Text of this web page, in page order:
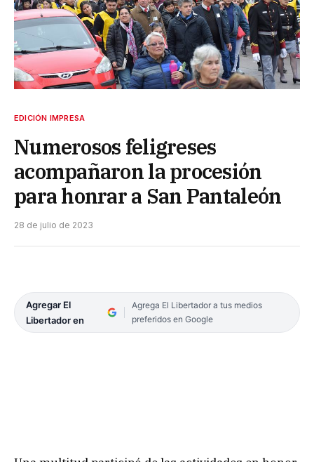
EDICIÓN IMPRESA
Numerosos feligreses
acompañaron la procesión
para honrar a San Pantaleón
28 de julio de 2023
Agregar El
Libertador en
Agrega El Libertador a tus medios
preferidos en Google